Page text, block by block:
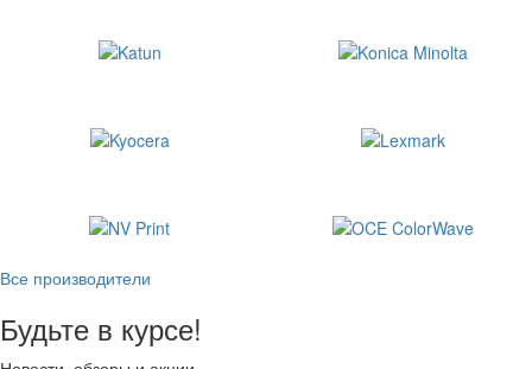
Все производители
Будьте в курсе!